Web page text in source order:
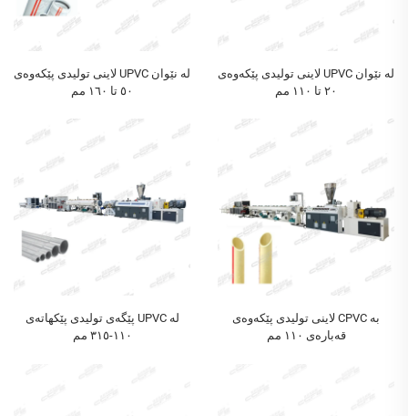
لاینی تولیدی پێکەوەی UPVC لە نێوان
٥٠ تا ١٦٠ مم
لاینی تولیدی پێکەوەی UPVC لە نێوان
٢٠ تا ١١٠ مم
پێگەی تولیدی پێکهاتەی UPVC لە
١١٠-٣١٥ مم
لاینی تولیدی پێکەوەی CPVC بە
قەبارەی ١١٠ مم